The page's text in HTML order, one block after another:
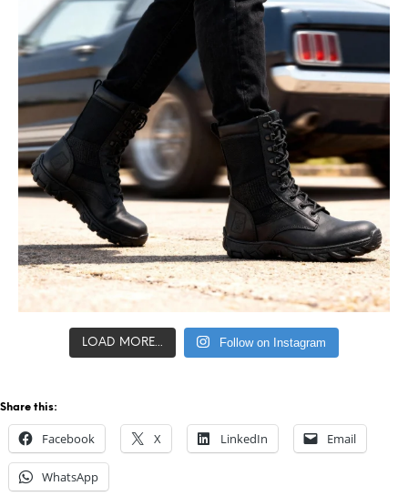
LOAD MORE... Follow on Instagram
Share this:
Facebook X LinkedIn Email
WhatsApp